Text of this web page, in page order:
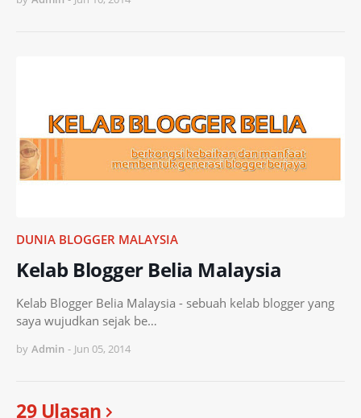
DUNIA BLOGGER MALAYSIA
Kelab Blogger Belia Malaysia
Kelab Blogger Belia Malaysia - sebuah kelab blogger yang
saya wujudkan sejak be…
by Admin - Jun 05, 2014
29 Ulasan